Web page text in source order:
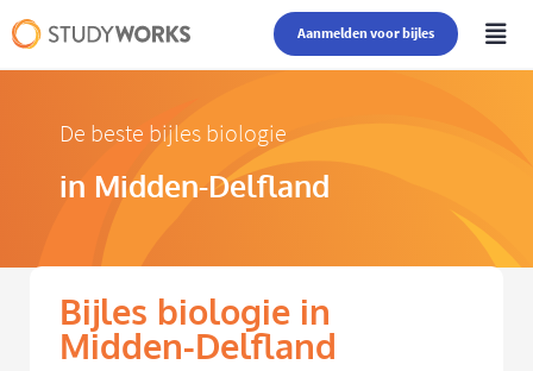
Aanmelden voor bijles
De beste bijles biologie
in Midden-Delfland
Bijles biologie in
Midden-Delfland